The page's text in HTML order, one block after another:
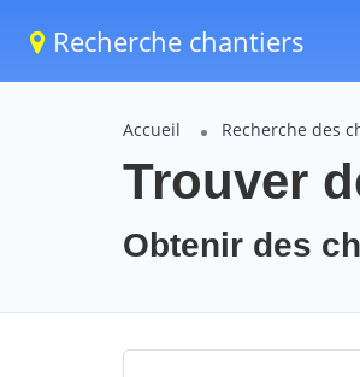
Recherche chantiers
Accueil Recherche des
Trouver
Obtenir des